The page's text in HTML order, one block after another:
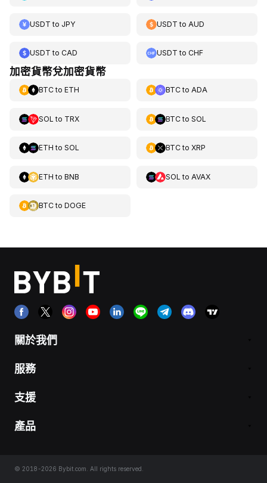
USDT to JPY USDT to AUD
USDT to CAD USDT toCHF
加密貨幣兌加密貨幣
BTCto ETH BTCto ADA
SOL to TRX BTCto SOL
ETH to SOL BTCto XRP
ETH to BNB SOL to AVAX
BTCto DOGE
關於我們
服務
支援
產品
© 2018-2026 Bybit.com. All rights reserved.